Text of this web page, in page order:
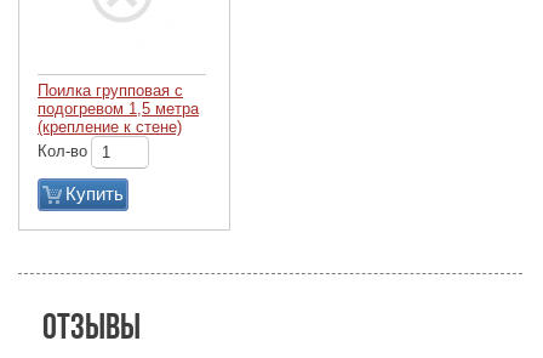
Поилка групповая с
подогревом 1,5 метра
(крепление к стене)
Кол-во
Купить
Отзывы